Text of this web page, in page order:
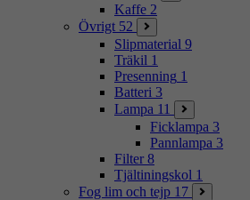
Kaffe 2
Övrigt 52
Slipmaterial 9
Träkil 1
Presenning 1
Batteri 3
Lampa 11
Ficklampa 3
Pannlampa 3
Filter 8
Tjältiningskol 1
Fog lim och tejp 17